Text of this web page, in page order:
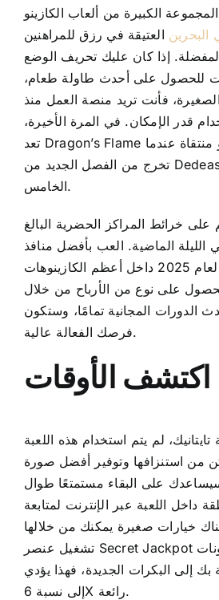
البحرين العتيقة في رزق للمراهنين
المفضلة. إذا كان عليك تحريف الوضع
للحصول على أحدث طاولة طعام،
فأنت تريد منصة العمل منذ
قدر الإمكان. في المرة الأخيرة،
تعد Dragon’s Flame أحدث لعبة فيديو منتقاة عندما
تخرج من الفصل الجديد من Dedeased في الخروج
الخامس.
خرائط المراكز الحضرية البالغ
في الليلة الماضية. العب بأفضل منافذ
الأموال الحقيقية لعام 2025 داخل أعظم الكازينوهات
على نوع من الأرباح من خلال
الدورات المجانية تمامًا، وستكون
فرصك الفعالة عالية.
اكتشف الأوقات
لم يتم استخدام هذه اللعبة
من استنزافها وتوفير أفضل صورة
على البقاء مستمتعًا طوال
اللعبة عبر الإنترنت لمتابعة
خيارات صغيرة يمكنك من خلالها
تشغيل عنصر Secret Jackpot الجديد. إذا وصلت أيقونات
بك إلى البكرات الجديدة، فهذا يؤدي
إلى نسبة 6X رائعة.